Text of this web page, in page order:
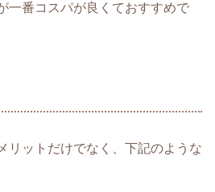
一番コスパが良くておすすめで
リットだけでなく、下記のような